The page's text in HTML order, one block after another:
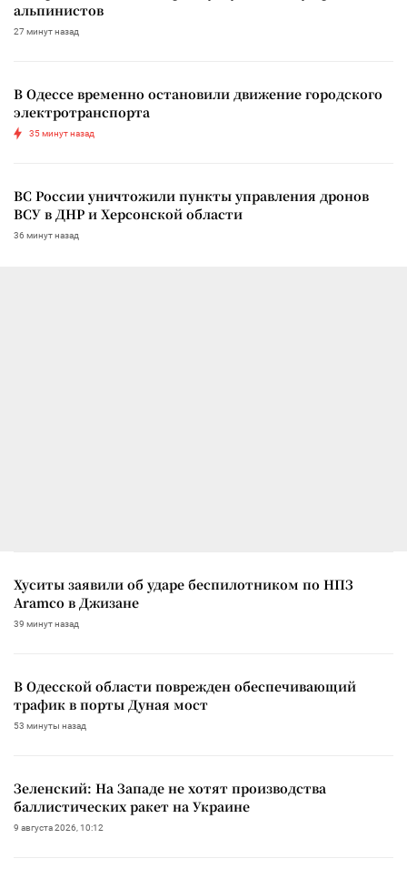
альпинистов
27 минут назад
В Одессе временно остановили движение городского
электротранспорта
35 минут назад
ВС России уничтожили пункты управления дронов
ВСУ в ДНР и Херсонской области
36 минут назад
Хуситы заявили об ударе беспилотником по НПЗ
Aramco в Джизане
39 минут назад
В Одесской области поврежден обеспечивающий
трафик в порты Дуная мост
53 минуты назад
Зеленский: На Западе не хотят производства
баллистических ракет на Украине
9 августа 2026, 10:12